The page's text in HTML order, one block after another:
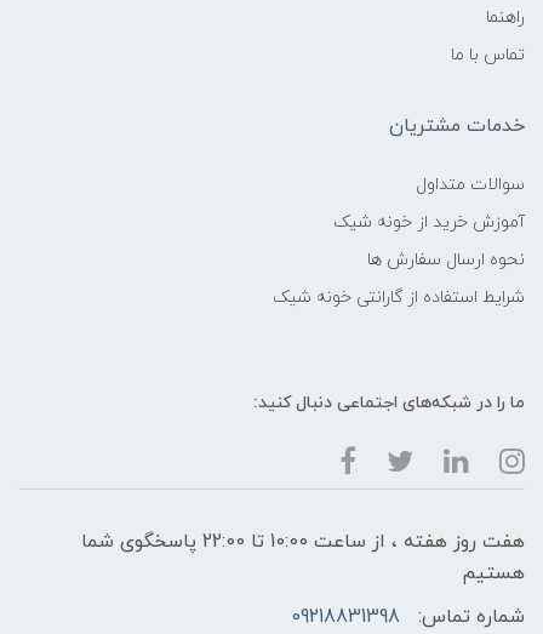
راهنما
تماس با ما
خدمات مشتریان
سوالات متداول
آموزش خرید از خونه شیک
نحوه ارسال سفارش ها
شرایط استفاده از گارانتی خونه شیک
ما را در شبکه‌های اجتماعی دنبال کنید:
هفت روز هفته ، از ساعت 10:00 تا 22:00 پاسخگوی شما
هستیم
شماره تماس:
09218831398